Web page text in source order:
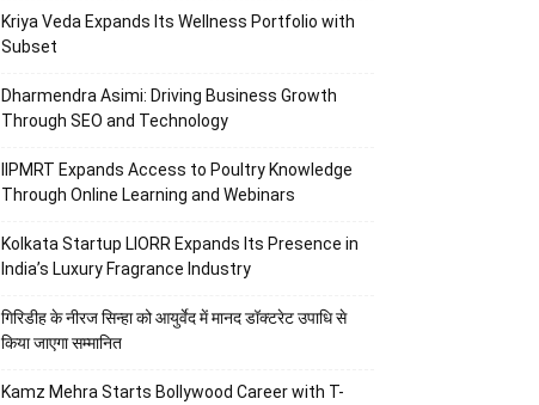
Kriya Veda Expands Its Wellness Portfolio with
Subset
Dharmendra Asimi: Driving Business Growth
Through SEO and Technology
IIPMRT Expands Access to Poultry Knowledge
Through Online Learning and Webinars
Kolkata Startup LIORR Expands Its Presence in
India’s Luxury Fragrance Industry
गिरिडीह के नीरज सिन्हा को आयुर्वेद में मानद डॉक्टरेट उपाधि से
किया जाएगा सम्मानित
Kamz Mehra Starts Bollywood Career with T-